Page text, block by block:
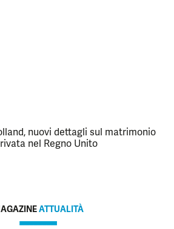
nuovi dettagli sul matrimonio
nel Regno Unito
ATTUALITÀ